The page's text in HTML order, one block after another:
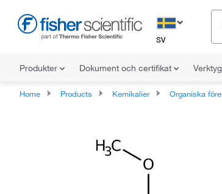
SV
Produkter Dokument och certifikat Verktyg
Home Products Kemikalier Organiska föreningar